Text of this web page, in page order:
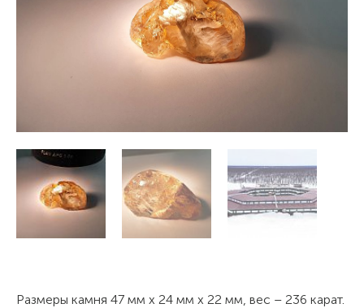
Размеры камня 47 мм x 24 мм x 22 мм, вес – 236 карат.